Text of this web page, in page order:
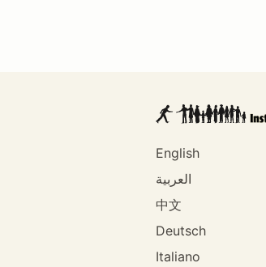
English
العربية
中文
Deutsch
Italiano